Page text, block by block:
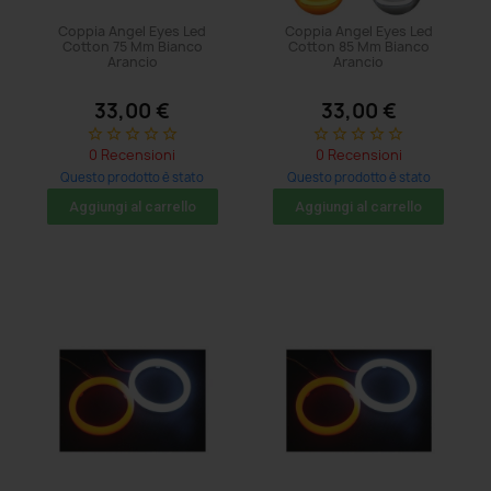
Coppia Angel Eyes Led
Cotton 75 Mm Bianco
Arancio
33,00 €
star_border star_border star_border star_border star_border
0 Recensioni
Questo prodotto è stato
acquistato: 8 volte
Aggiungi al carrello
Coppia Angel Eyes Led
Cotton 85 Mm Bianco
Arancio
33,00 €
star_border star_border star_border star_border star_border
0 Recensioni
Questo prodotto è stato
acquistato: 5 volte
Aggiungi al carrello